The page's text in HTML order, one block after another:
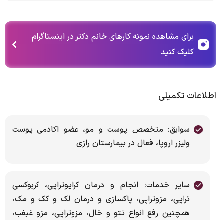
برای مشاهده نمونه کارهای خانم دکتر در اینستاگرام
کلیک کنید
اطلاعات تکمیلی
سوابق: متخصص پوست و مو، عضو اکادمی پوست
ولیزر اروپا، فعال در بیمارستان رازی
سایر خدمات: انجام و درمان کرایوتراپی، کربوکسی
تراپی، مزوتراپی، پاکسازی و درمان لک و کک و مک،
همچنین رفع انواع تتو و خال، مزوتراپی، مزو غبغب،